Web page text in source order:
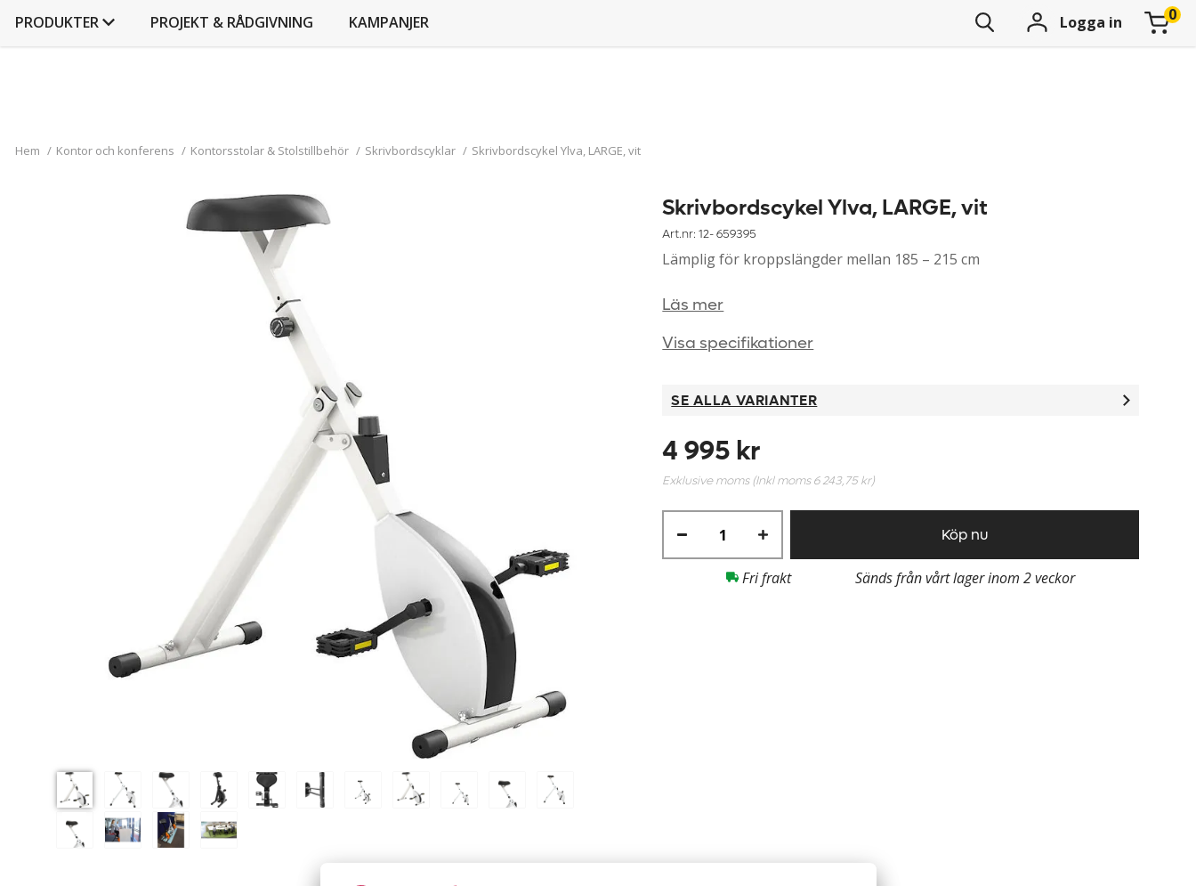
PRODUKTER PROJEKT & RÅDGIVNING KAMPANJER Logga in
Hem / Kontor och konferens / Kontorsstolar & Stolstillbehör / Skrivbordscyklar / Skrivbordscykel Ylva, LARGE, vit
Skrivbordscykel Ylva, LARGE, vit
Art.nr: 12-659395
Lämplig för kroppslängder mellan 185 – 215 cm
Läs mer
Visa specifikationer
SE ALLA VARIANTER
4 995 kr
Exklusive moms (Inkl moms6 243,75 kr)
Köp nu
Fri frakt Sänds från vårt lager inom 2 veckor